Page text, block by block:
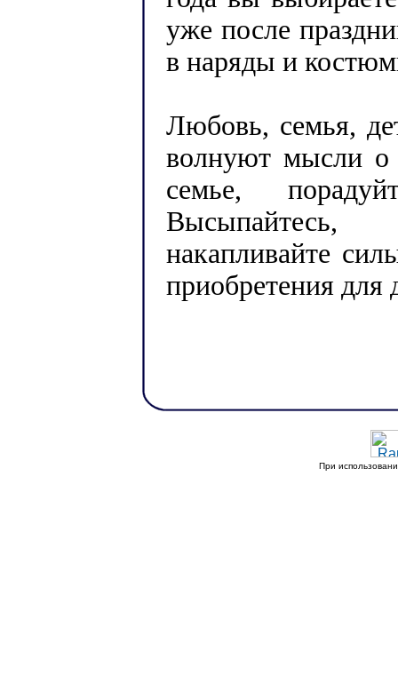
уже после
в наряды и
Любовь, семья,
волнуют мысли о
семье,
Высыпайтесь,
накапливайте
приобретения для
При